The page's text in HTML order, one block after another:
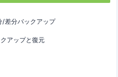
/差分バックアップ
アップと復元